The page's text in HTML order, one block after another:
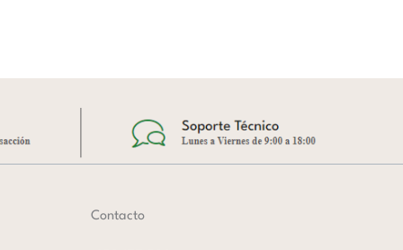
Contacto